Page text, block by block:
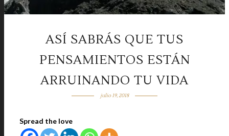
ASÍ SABRÁS QUE TUS
PENSAMIENTOS ESTÁN
ARRUINANDO TU VIDA
julio 19, 2018
Spread the love